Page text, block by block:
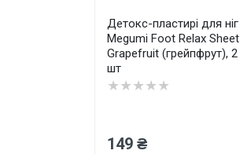
Детокс-пластирі для ніг
Megumi Foot Relax Sheet
Grapefruit (грейпфрут), 2
шт
★★★★★
149 ₴